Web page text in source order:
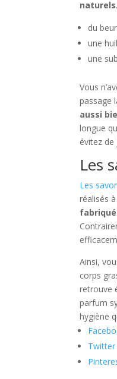
naturels
du
une
une
Vous
passage
aussi
longue
évitez
Les
Les
réalisés
Ainsi,
corps
retrouve
parfum
hygiène
Twitter